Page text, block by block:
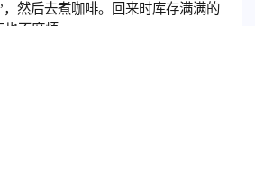
然后去煮咖啡。回来时库存满满的
不麻烦。